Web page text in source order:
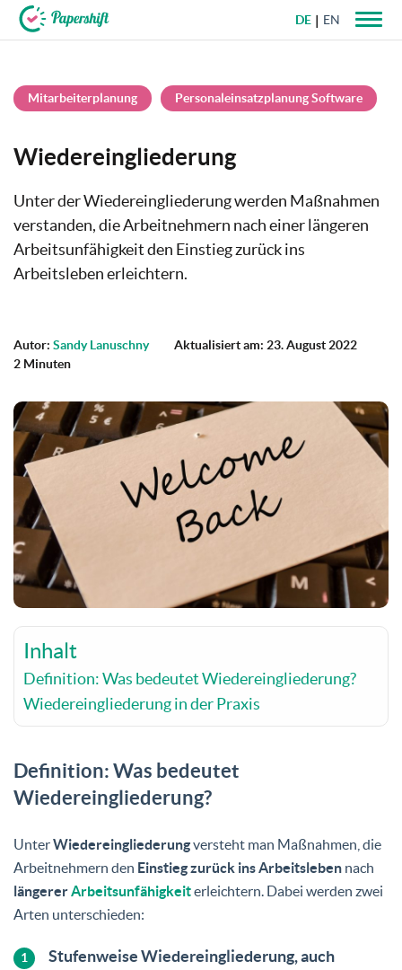
DE EN
Mitarbeiterplanung Personaleinsatzplanung Software
Wiedereingliederung
Unter der Wiedereingliederung werden Maßnahmen
verstanden, die Arbeitnehmern nach einer längeren
Arbeitsunfähigkeit den Einstieg zurück ins
Arbeitsleben erleichtern.
Autor: Sandy Lanuschny
Aktualisiert am: 23. August 2022
2 Minuten
Inhalt
Definition: Was bedeutet Wiedereingliederung?
Wiedereingliederung in der Praxis
Definition: Was bedeutet
Wiedereingliederung?
UnterWiedereingliederungversteht man Maßnahmen, die
Arbeitnehmern den Einstieg zurück ins Arbeitsleben nach
längererArbeitsunfähigkeiterleichtern. Dabei werden zwei
Arten unterschieden:
Stufenweise Wiedereingliederung, auch